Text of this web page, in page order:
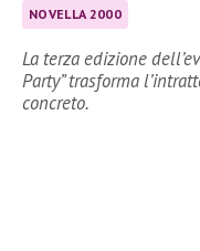
NOVELLA 2000
La terza edizione
Party” trasforma
concreto.